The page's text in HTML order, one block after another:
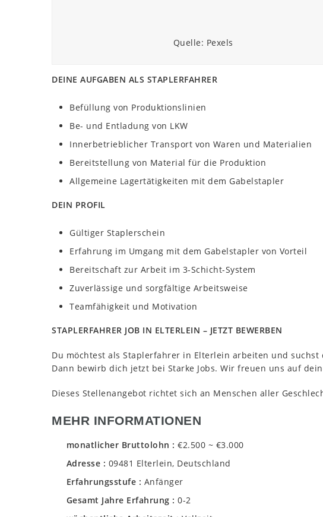
Quelle: Pexels
DEINE AUFGABEN ALS STAPLERFAHRER
Befüllung von Produktionslinien
Be- und Entladung von LKW
Innerbetrieblicher Transport von Waren und Materialien
Bereitstellung von Material für die Produktion
Allgemeine Lagertätigkeiten mit dem Gabelstapler
DEIN PROFIL
Gültiger Staplerschein
Erfahrung im Umgang mit dem Gabelstapler von Vorteil
Bereitschaft zur Arbeit im 3-Schicht-System
Zuverlässige und sorgfältige Arbeitsweise
Teamfähigkeit und Motivation
STAPLERFAHRER JOB IN ELTERLEIN – JETZT BEWERBEN
Du möchtest als Staplerfahrer in Elterlein arbeiten und suchst
Dann bewirb dich jetzt bei Starke Jobs. Wir freuen uns auf
Dieses Stellenangebot richtet sich an Menschen aller
MEHR INFORMATIONEN
monatlicher Bruttolohn
€2.500 ~ €3.000
Adresse
09481 Elterlein, Deutschland
Erfahrungsstufe
Anfänger
Gesamt Jahre Erfahrung
0-2